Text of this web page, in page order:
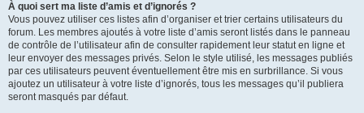
À quoi sert ma liste d’amis et d’ignorés ?
Vous pouvez utiliser ces listes afin d’organiser et trier certains utilisateurs du
forum. Les membres ajoutés à votre liste d’amis seront listés dans le panneau
de contrôle de l’utilisateur afin de consulter rapidement leur statut en ligne et
leur envoyer des messages privés. Selon le style utilisé, les messages publiés
par ces utilisateurs peuvent éventuellement être mis en surbrillance. Si vous
ajoutez un utilisateur à votre liste d’ignorés, tous les messages qu’il publiera
seront masqués par défaut.